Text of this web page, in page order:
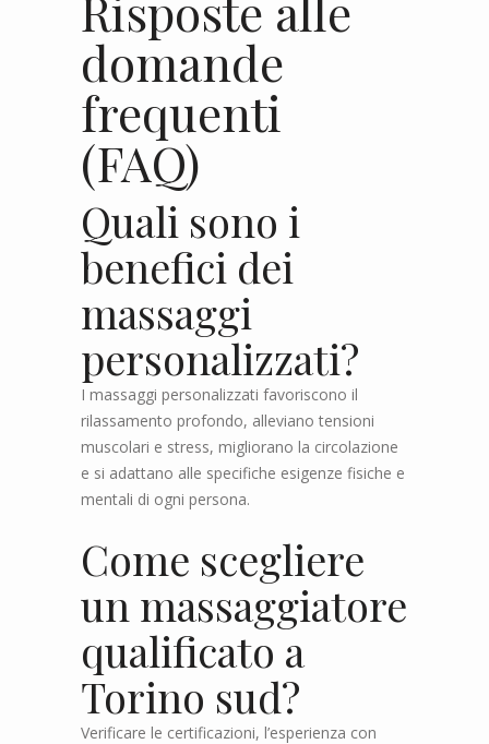
domande
frequenti
(FAQ)
Quali sono i
benefici dei
massaggi
personalizzati?
I massaggi personalizzati favoriscono il
rilassamento profondo, alleviano tensioni
muscolari e stress, migliorano la circolazione
e si adattano alle specifiche esigenze fisiche e
mentali di ogni persona.
Come scegliere
un massaggiatore
qualificato a
Torino sud?
Verificare le certificazioni, l’esperienza con